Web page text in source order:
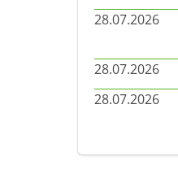
28.07.2026
28.07.2026
28.07.2026